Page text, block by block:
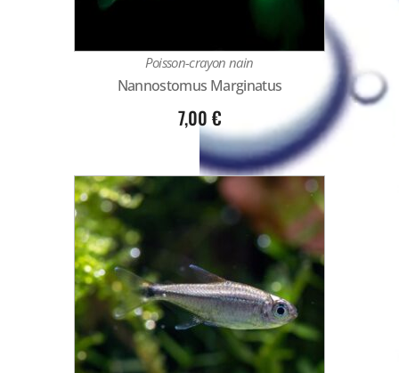
Poisson-crayon nain
Nannostomus Marginatus
7,00 €